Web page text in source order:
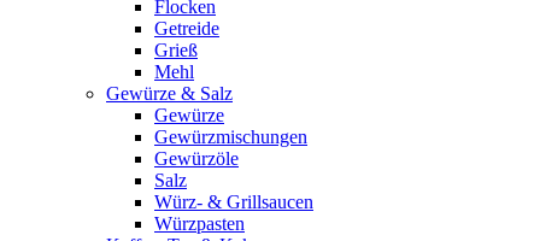
Flocken
Getreide
Grieß
Mehl
Gewürze & Salz
Gewürze
Gewürzmischungen
Gewürzöle
Salz
Würz- & Grillsaucen
Würzpasten